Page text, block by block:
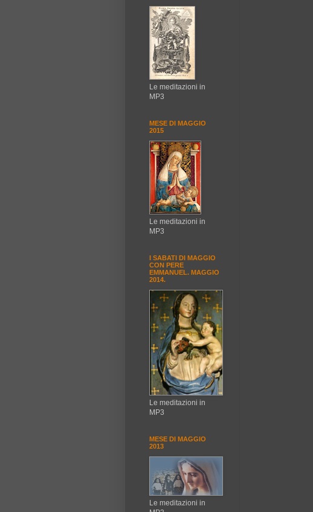
Le meditazioni in
MP3
MESE DI MAGGIO
2015
Le meditazioni in
MP3
I SABATI DI MAGGIO
CON PERE
EMMANUEL. MAGGIO
2014.
Le meditazioni in
MP3
MESE DI MAGGIO
2013
Le meditazioni in